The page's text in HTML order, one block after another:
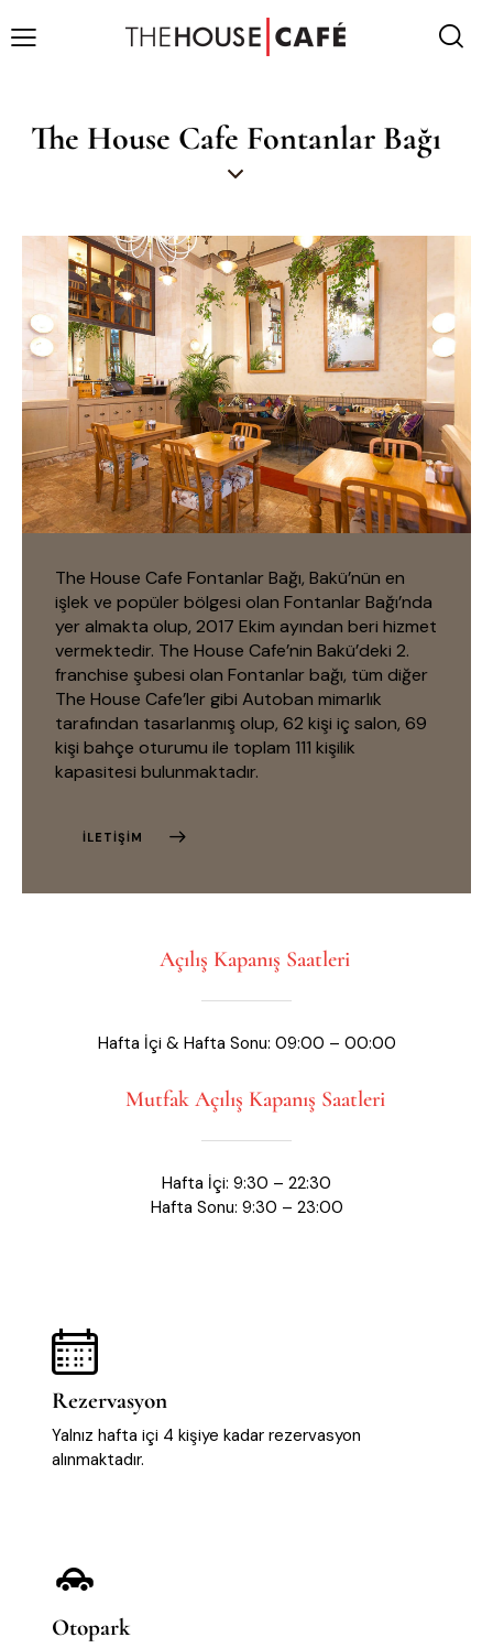
The House Cafe Fontanlar Bağı
The House Cafe Fontanlar Bağı, Bakü’nün en
işlek ve popüler bölgesi olan Fontanlar Bağı’nda
yer almakta olup, 2017 Ekim ayından beri hizmet
vermektedir. The House Cafe’nin Bakü’deki 2.
franchise şubesi olan Fontanlar bağı, tüm diğer
The House Cafe’ler gibi Autoban mimarlık
tarafından tasarlanmış olup, 62 kişi iç salon, 69
kişi bahçe oturumu ile toplam 111 kişilik
kapasitesi bulunmaktadır.
İLETIŞIM
Açılış Kapanış Saatleri
Hafta İçi & Hafta Sonu: 09:00 – 00:00
Mutfak Açılış Kapanış Saatleri
Hafta İçi: 9:30 – 22:30
Hafta Sonu: 9:30 – 23:00
Rezervasyon
Yalnız hafta içi 4 kişiye kadar rezervasyon
alınmaktadır.
Otopark